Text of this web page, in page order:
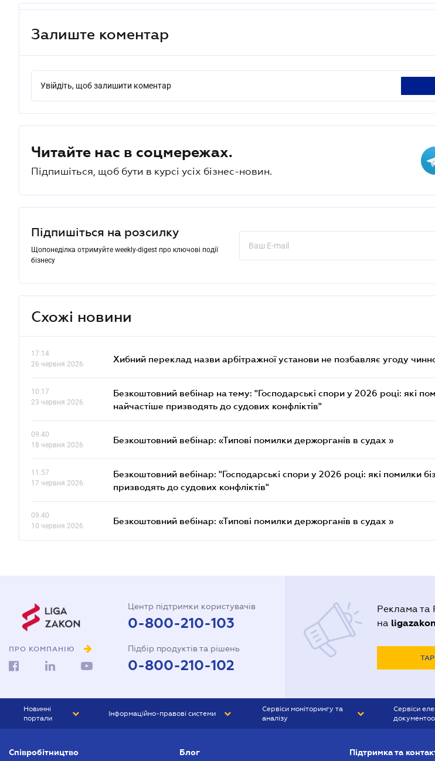
Залиште коментар
Увійдіть, щоб залишити коментар
Читайте нас в соцмережах.
Підпишіться, щоб бути в курсі усіх бізнес-новин.
Підпишіться на розсилку
Щопонеділка отримуйте weekly-digest про ключові події
бізнесу
Схожі новини
17.14
26 червня 2026
Хибний переклад назви арбітражної установи не позбавляє угоду
10.17
23 червня 2026
Безкоштовний вебінар на тему: "Господарські спори у 2026 році: які
найчастіше призводять до судових конфліктів"
09.40
18 червня 2026
Безкоштовний вебінар: «Типові помилки держорганів в судах »
11.57
17 червня 2026
Безкоштовний вебінар: "Господарські спори у 2026 році: які помилки
призводять до судових конфліктів"
09.40
10 червня 2026
Безкоштовний вебінар: «Типові помилки держорганів в судах »
ПРО КОМПАНІЮ
Центр підтримки користувачів
0-800-210-103
Підбір продуктів та рішень
0-800-210-102
Реклама та
на
Новинні
портали
БІЗНЕС
Інформаційно-правові системи
Сервіси моніторингу та
аналізу
Сервіси
Співробітництво Блог Підтримка та